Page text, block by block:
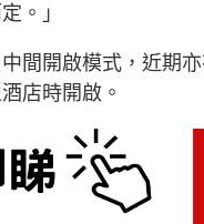
。」
間開啟模式，近期
店時開啟。